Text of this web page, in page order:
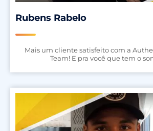
Rubens Rabelo
Mais um cliente satisfeito com a
Team! E pra você que tem o